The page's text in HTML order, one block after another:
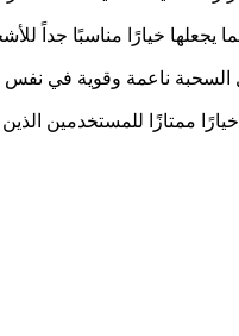
يجعلها خيارًا مناسبًا
السحبة ناعمة وقوية في
خيارًا ممتازًا للمستخدمين